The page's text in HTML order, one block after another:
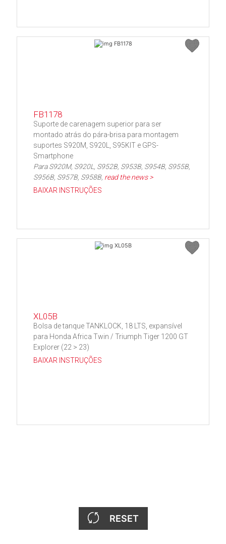
FB1178
Suporte de carenagem superior para ser
montado atrás do pára-brisa para montagem
suportes S920M, S920L, S95KIT e GPS-
Smartphone
Para S920M, S920L, S952B, S953B, S954B, S955B,
S956B, S957B, S958B, read the news >
BAIXAR INSTRUÇÕES
XL05B
Bolsa de tanque TANKLOCK, 18 LTS, expansível
para Honda Africa Twin / Triumph Tiger 1200 GT
Explorer (22 > 23)
BAIXAR INSTRUÇÕES
RESET